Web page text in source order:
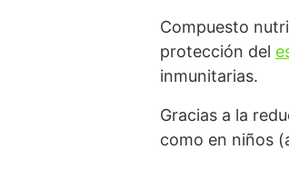
Compuesto
protección del
inmunitarias.
Gracias a la
como en niños